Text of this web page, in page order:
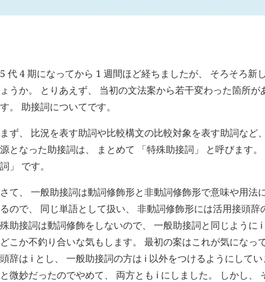
5 代 4 期になってから 1 週間ほど経ちましたが、 そろそろ新
ょうか。 とりあえず、 当初の文法案から若干変わった箇所
す。 助接詞についてです。
まず、 比況を表す助詞や比較構文の比較対象を表す助詞など
源となった助接詞は、 まとめて 「特殊助接詞」 と呼びます
詞」 です。
さて、 一般助接詞は動詞修飾形と非動詞修飾形で意味や用法
るので、 同じ単語として扱い、 非動詞修飾形には活用接頭辞
殊助接詞は動詞修飾をしないので、 一般助接詞と同じように i
どこか不釣り合いな気もします。 最初の案はこれが気になっ
頭辞は i とし、 一般助接詞の方は i 以外をつけるようにして
と微妙だったのでやめて、 両方とも i にしました。 しかし、